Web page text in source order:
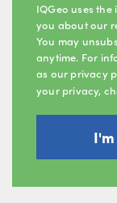
IQGeo uses
you about our
You may
anytime. For
as our privacy
your privacy,